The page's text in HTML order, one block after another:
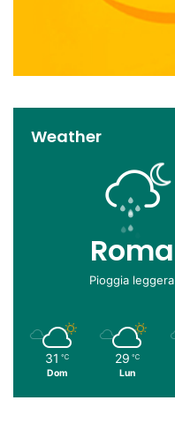
Weather
Roma
Pioggia leggera
31 ℃
Dom
29 ℃
Lun